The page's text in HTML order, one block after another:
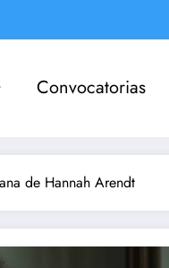
Convocatorias
de Hannah Arendt